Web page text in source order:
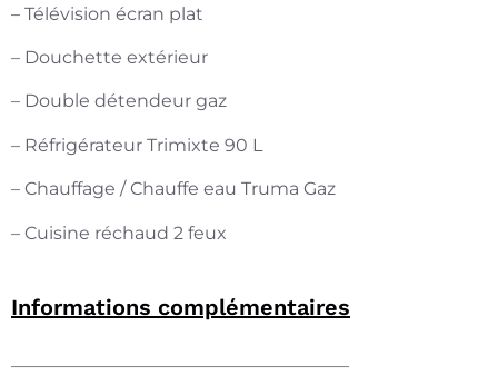
– Télévision écran plat
– Douchette extérieur
– Double détendeur gaz
– Réfrigérateur Trimixte 90 L
– Chauffage / Chauffe eau Truma Gaz
– Cuisine réchaud 2 feux
Informations complémentaires
———————————————————